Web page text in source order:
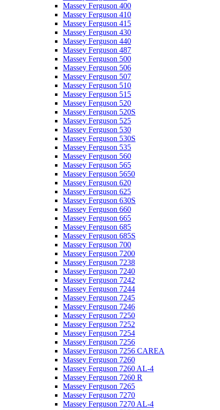
Massey Ferguson 400
Massey Ferguson 410
Massey Ferguson 415
Massey Ferguson 430
Massey Ferguson 440
Massey Ferguson 487
Massey Ferguson 500
Massey Ferguson 506
Massey Ferguson 507
Massey Ferguson 510
Massey Ferguson 515
Massey Ferguson 520
Massey Ferguson 520S
Massey Ferguson 525
Massey Ferguson 530
Massey Ferguson 530S
Massey Ferguson 535
Massey Ferguson 560
Massey Ferguson 565
Massey Ferguson 5650
Massey Ferguson 620
Massey Ferguson 625
Massey Ferguson 630S
Massey Ferguson 660
Massey Ferguson 665
Massey Ferguson 685
Massey Ferguson 685S
Massey Ferguson 700
Massey Ferguson 7200
Massey Ferguson 7238
Massey Ferguson 7240
Massey Ferguson 7242
Massey Ferguson 7244
Massey Ferguson 7245
Massey Ferguson 7246
Massey Ferguson 7250
Massey Ferguson 7252
Massey Ferguson 7254
Massey Ferguson 7256
Massey Ferguson 7256 CAREA
Massey Ferguson 7260
Massey Ferguson 7260 AL-4
Massey Ferguson 7260 R
Massey Ferguson 7265
Massey Ferguson 7270
Massey Ferguson 7270 AL-4